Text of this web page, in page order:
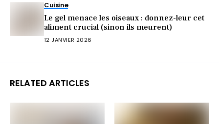
Cuisine
Le gel menace les oiseaux : donnez-leur cet
aliment crucial (sinon ils meurent)
12 JANVIER 2026
RELATED ARTICLES